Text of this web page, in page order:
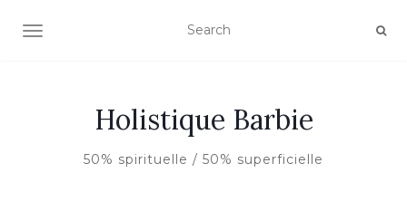
AFFICHER/MASQUER LA NAVIGATION
Holistique Barbie
50% spirituelle / 50% superficielle